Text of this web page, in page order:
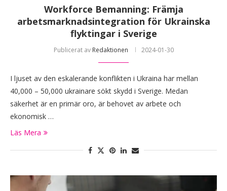
Workforce Bemanning: Främja
arbetsmarknadsintegration för Ukrainska
flyktingar i Sverige
Publicerat av Redaktionen 2024-01-30
I ljuset av den eskalerande konflikten i Ukraina har mellan
40,000 – 50,000 ukrainare sökt skydd i Sverige. Medan
säkerhet är en primär oro, är behovet av arbete och
ekonomisk …
Läs Mera